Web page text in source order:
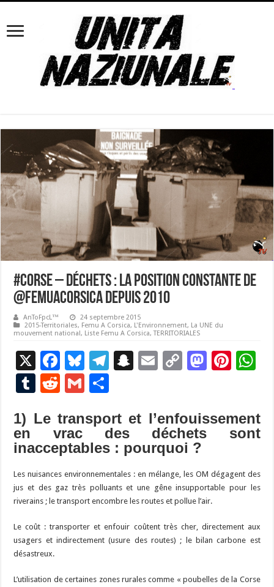
#Corse – DÉCHETS : LA POSITION CONSTANTE DE
@FEMUACORSICA DEPUIS 2010
AnToFpcL™
24 septembre 2015
2015-Territoriales, Femu A Corsica, L'Environnement, La UNE du
mouvement national, Liste Femu A Corsica,TERRITORIALES
X
F
ac
e
b
o
o
k
Bl
u
es
ky
T
gr
a
m
S
p
c
h
at
E
l
C
y
Li
n
k
M
d
Pi
es
t
p
T
m
bl
R
d
di
t
G
ai
l
ta
g
er
1) Le transport et l’enfouissement
en vrac des déchets sont
inacceptables : pourquoi ?
Les nuisances environnementales : en mélange, les OM dégagent des
jus et des gaz très polluants et une gêne insupportable pour les
riverains ; le transport encombre les routes et pollue l’air.
Le coût : transporter et enfouir coûtent très cher, directement aux
usagers et indirectement (usure des routes) ; le bilan carbone est
désastreux.
L’utilisation de certaines zones rurales comme « poubelles de la Corse